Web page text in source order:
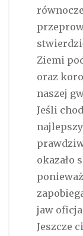
Ziemi
oraz
naszej
Jeśli
okazało
jaw
Jeszcze